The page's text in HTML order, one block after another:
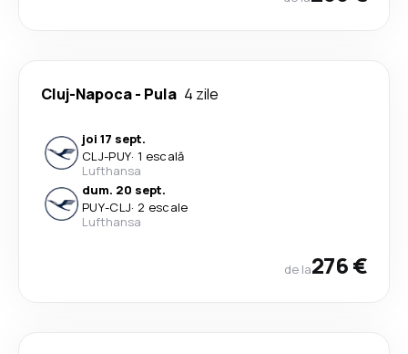
Cluj-Napoca- Pula 4 zile
joi 17 sept.
CLJ-PUY· 1 escală
Lufthansa
dum. 20 sept.
PUY-CLJ· 2 escale
Lufthansa
de la276 €